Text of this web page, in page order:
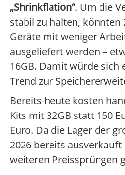
„Shrinkflation“. Um die
stabil zu halten, könnten
Geräte mit weniger
ausgeliefert werden –
16GB. Damit würde sich
Trend zur
Bereits heute kosten
Kits mit 32GB statt 150
Euro. Da die Lager der
2026 bereits
weiteren Preissprüngen